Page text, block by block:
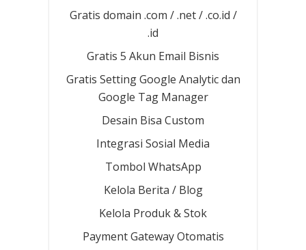
Gratis domain .com / .net / .co.id /
.id
Gratis 5 Akun Email Bisnis
Gratis Setting Google Analytic dan
Google Tag Manager
Desain Bisa Custom
Integrasi Sosial Media
Tombol WhatsApp
Kelola Berita / Blog
Kelola Produk & Stok
Payment Gateway Otomatis